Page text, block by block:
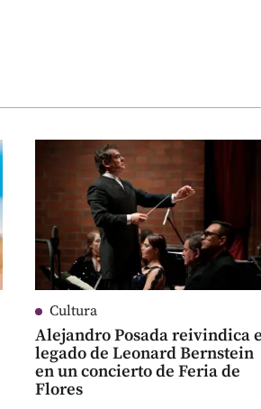
Cultura
Alejandro Posada reivindica
legado de Leonard Bernstein
en un concierto de Feria de
Flores